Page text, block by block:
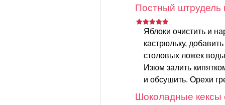
Постный штрудель
Яблоки очистить и
кастрюльку,
столовых ложек
Изюм залить
и обсушить. Орехи
Шоколадные кексы